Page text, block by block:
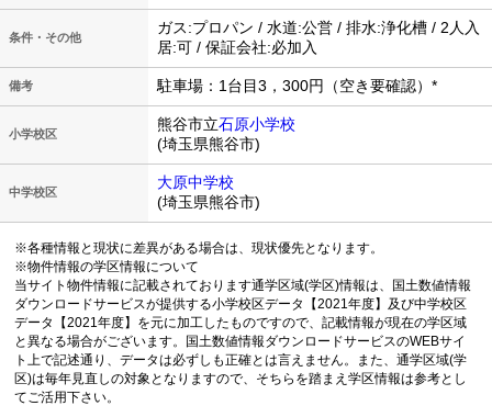
条件・その他
ガス:プロパン / 水道:公営 / 排水:浄化槽 / 2人入
居:可 / 保証会社:必加入
備考 駐車場：1台目3，300円（空き要確認）*
小学校区
熊谷市立石原小学校
(埼玉県熊谷市)
中学校区
大原中学校
(埼玉県熊谷市)
※各種情報と現状に差異がある場合は、現状優先となります。
※物件情報の学区情報について
当サイト物件情報に記載されております通学区域(学区)情報は、国土数値情報
ダウンロードサービスが提供する小学校区データ【2021年度】及び中学校区
データ【2021年度】を元に加工したものですので、記載情報が現在の学区域
と異なる場合がございます。国土数値情報ダウンロードサービスのWEBサイ
ト上で記述通り、データは必ずしも正確とは言えません。また、通学区域(学
区)は毎年見直しの対象となりますので、そちらを踏まえ学区情報は参考とし
てご活用下さい。